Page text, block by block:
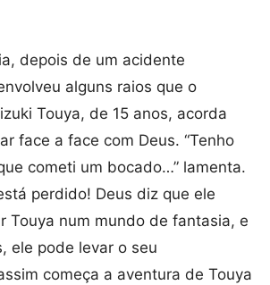
depois de um acidente
alguns raios que o
Touya, de 15 anos, acorda
face a face com Deus. “Tenho
cometi um bocado…” lamenta.
perdido! Deus diz que ele
Touya num mundo de fantasia, e
ele pode levar o seu
começa a aventura de Touya